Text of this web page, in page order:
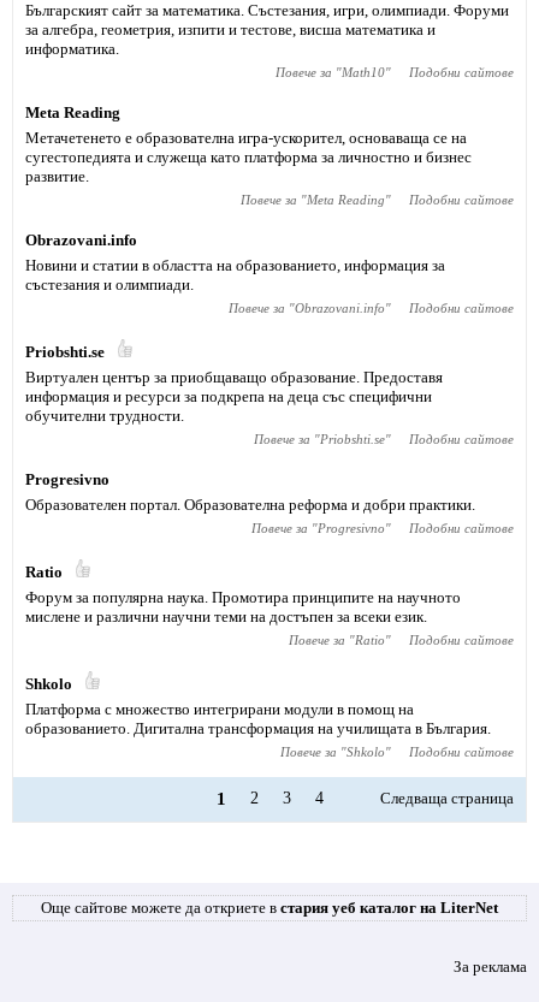
Българският сайт за математика. Състезания, игри, олимпиади. Форуми
за алгебра, геометрия, изпити и тестове, висша математика и
информатика.
Повече за "Math10" Подобни сайтове
Meta Reading
Метачетенето е образователна игра-ускорител, основаваща се на
сугестопедията и служеща като платформа за личностно и бизнес
развитие.
Повече за "Meta Reading" Подобни сайтове
Obrazovani.info
Новини и статии в областта на образованието, информация за
състезания и олимпиади.
Повече за "Obrazovani.info" Подобни сайтове
Priobshti.se
Виртуален център за приобщаващо образование. Предоставя
информация и ресурси за подкрепа на деца със специфични
обучителни трудности.
Повече за "Priobshti.se" Подобни сайтове
Progresivno
Образователен портал. Образователна реформа и добри практики.
Повече за "Progresivno" Подобни сайтове
Ratio
Форум за популярна наука. Промотира принципите на научното
мислене и различни научни теми на достъпен за всеки език.
Повече за "Ratio" Подобни сайтове
Shkolo
Платформа с множество интегрирани модули в помощ на
образованието. Дигитална трансформация на училищата в България.
Повече за "Shkolo" Подобни сайтове
1 2 3 4 Следваща страница
Още сайтове можете да откриете в стария уеб каталог на LiterNet
За реклама